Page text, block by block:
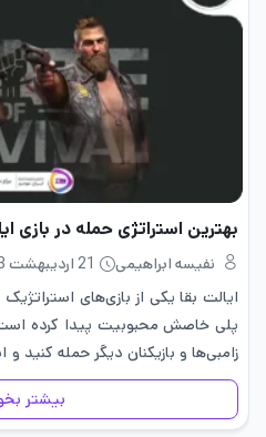
بهترین استراتژی حمله در بازی
نفیسه ابراهیمی
21 اردیبهشت 1403
ایالت بقا یکی از بازی‌های
پلی خاصش محبوبیت پیدا کرده
زامبی‌ها و بازیکنان دیگر حمله
داده‌اید،…
بیشتر